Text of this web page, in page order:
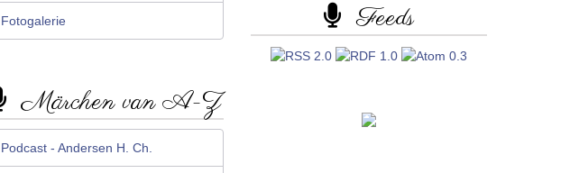
Fotogalerie
Märchen van A-Z
Podcast - Andersen H. Ch.
Feeds